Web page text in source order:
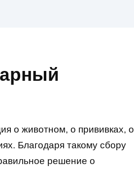
о животном, о прививках, о
Благодаря такому сбору
решение о